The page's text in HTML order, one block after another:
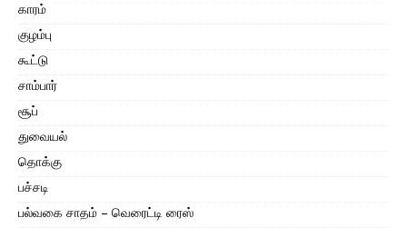
காரம்
குழம்பு
கூட்டு
சாம்பார்
சூப்
துவையல்
தொக்கு
பச்சடி
பல்வகை சாதம் – வெரைட்டி ரைஸ்